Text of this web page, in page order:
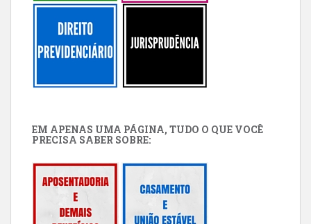
EM APENAS UMA PÁGINA, TUDO O QUE VOCÊ
PRECISA SABER SOBRE: